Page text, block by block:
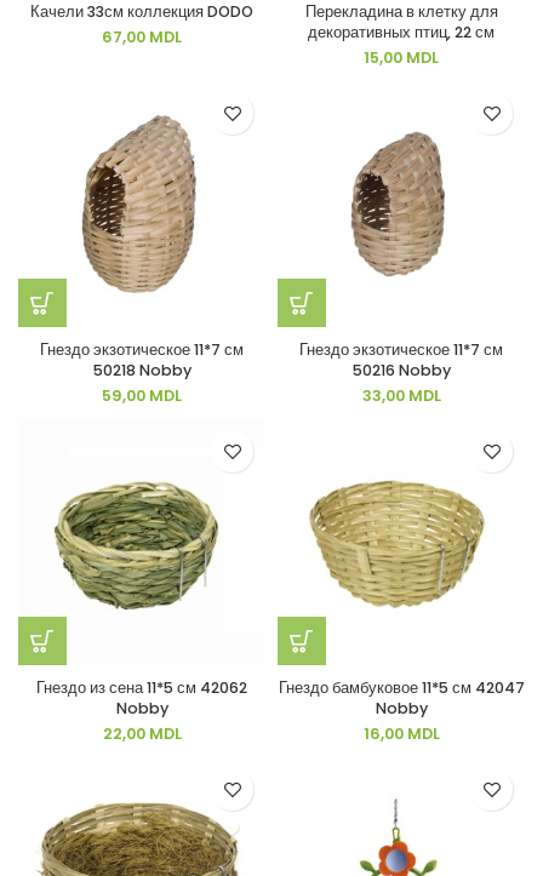
Качели 33см коллекция DODO
67,00 MDL
Перекладина в клетку для
декоративных птиц, 22 см
15,00 MDL
Гнездо экзотическое 11*7 см
50218 Nobby
59,00 MDL
Гнездо экзотическое 11*7 см
50216 Nobby
33,00 MDL
Гнездо из сена 11*5 см 42062
Nobby
22,00 MDL
Гнездо бамбуковое 11*5 см 42047
Nobby
16,00 MDL